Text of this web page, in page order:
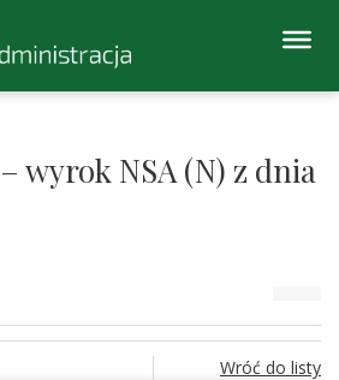
wyrok NSA (N) z dnia
Wróć do listy